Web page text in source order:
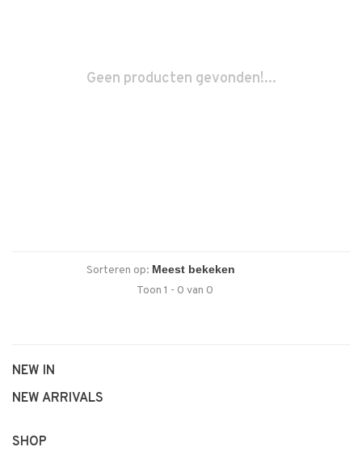
Geen producten gevonden!...
Sorteren op:
Toon 1 - 0 van 0
NEW IN
NEW ARRIVALS
SHOP